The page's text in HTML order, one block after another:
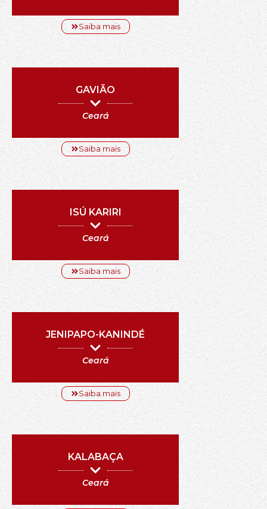
Saiba mais
GAVIÃO
Ceará
Saiba mais
ISÚ KARIRI
Ceará
Saiba mais
JENIPAPO-KANINDÉ
Ceará
Saiba mais
KALABAÇA
Ceará